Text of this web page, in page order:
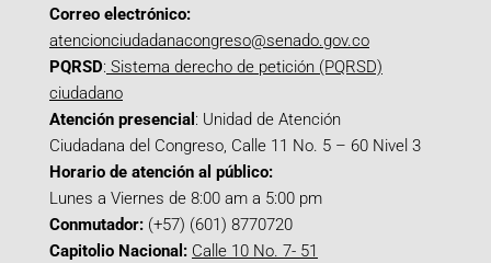
Correo electrónico:
atencionciudadanacongreso@senado.gov.co
PQRSD: Sistema derecho de petición (PQRSD)
ciudadano
Atención presencial : Unidad de Atención
Ciudadana del Congreso, Calle 11 No. 5 – 60 Nivel 3
Horario de atención al público:
Lunes a Viernes de 8:00 am a 5:00 pm
Conmutador: (+57) (601) 8770720
Capitolio Nacional: Calle 10 No. 7- 51